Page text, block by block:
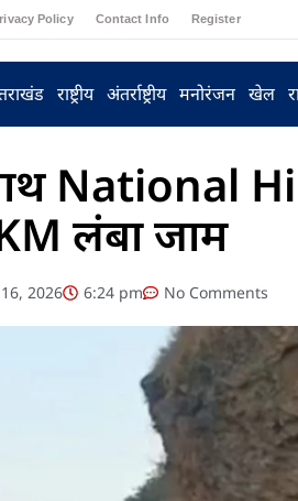
Policy Contact Info Register
राष्ट्रीय अंतर्राष्ट्रीय मनोरंजन खेल
National
लंबा जाम
2026 6:24 pm No Comments